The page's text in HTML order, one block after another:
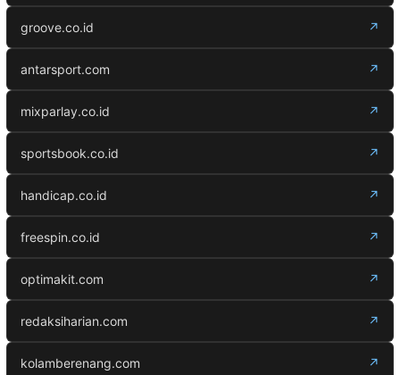
groove.co.id ↗
antarsport.com ↗
mixparlay.co.id ↗
sportsbook.co.id ↗
handicap.co.id ↗
freespin.co.id ↗
optimakit.com ↗
redaksiharian.com ↗
kolamberenang.com ↗